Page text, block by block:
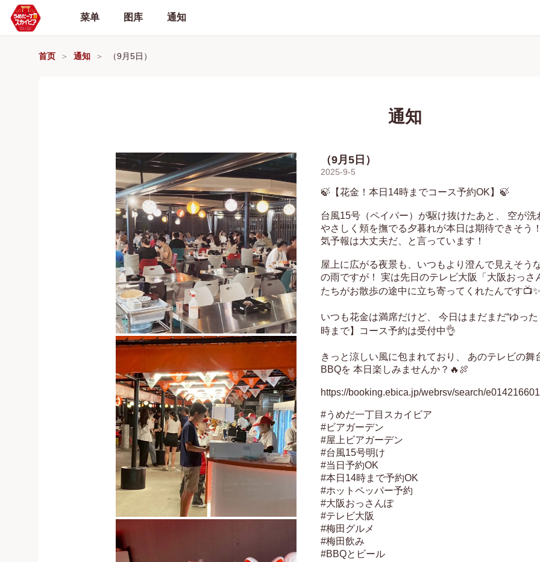
菜单 图库 通知
首页 通知 （9月5日）
通知
（9月5日）
2025-9-5
🍃【花金！本日14時までコース予約OK】🍃
台風15号（ペイパー）が駆け抜けたあと、 空が
やさしく頬を撫でる夕暮れが本日は期待できそう
気予報は大丈夫だ、と言っています！
屋上に広がる夜景も、いつもより澄んで見えそう
の雨ですが！ 実は先日のテレビ大阪「大阪おっ
たちがお散歩の途中に立ち寄ってくれたんです📺✨
いつも花金は満席だけど、 今日はまだまだ“ゆっ
時まで】コース予約は受付中👌
きっと涼しい風に包まれており、 あのテレビの舞
BBQを 本日楽しみませんか？🔥🍖
https://booking.ebica.jp/webrsv/search/
#うめだ一丁目スカイビア
#ビアガーデン
#屋上ビアガーデン
#台風15号明け
#当日予約OK
#本日14時まで予約OK
#ホットペッパー予約
#大阪おっさんぽ
#テレビ大阪
#梅田グルメ
#梅田飲み
#BBQとビール